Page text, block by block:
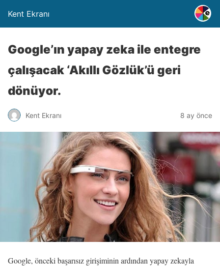
Kent Ekranı
Google’ın yapay zeka ile entegre
çalışacak ‘Akıllı Gözlük’ü geri
dönüyor.
Kent Ekranı 8 ay önce
Google, önceki başarısız girişiminin ardından yapay zekayla